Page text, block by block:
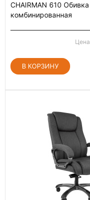
CHAIRMAN 610 Обивка
комбинированная
Цена